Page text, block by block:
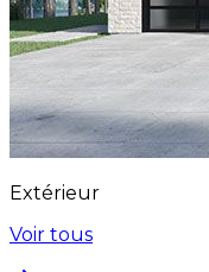
Extérieur
Voir tous